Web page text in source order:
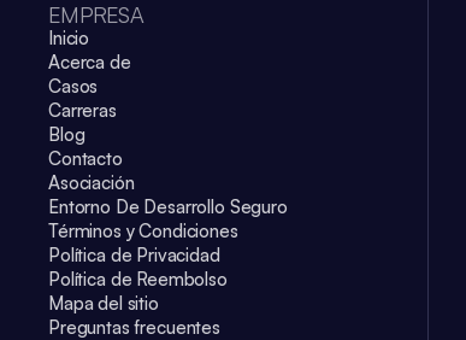
EMPRESA
Inicio
Acerca de
Casos
Carreras
Blog
Contacto
Asociación
Entorno De Desarrollo Seguro
Términos y Condiciones
Política de Privacidad
Política de Reembolso
Mapa del sitio
Preguntas frecuentes